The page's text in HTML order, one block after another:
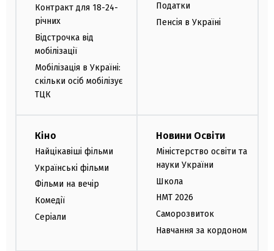
Контракт для 18-24-
річних
Відстрочка від
мобілізації
Мобілізація в Україні:
скільки осіб мобілізує
ТЦК
Податки
Пенсія в Україні
Кіно
Найцікавіші фільми
Українські фільми
Фільми на вечір
Комедії
Серіали
Новини Освіти
Міністерство освіти та
науки України
Школа
НМТ 2026
Саморозвиток
Навчання за кордоном